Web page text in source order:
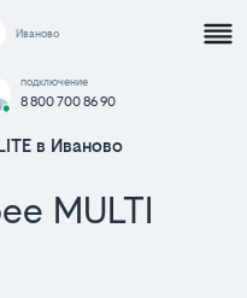
Иваново
подключение
8 800 700 86 90
в Иваново
MULTI